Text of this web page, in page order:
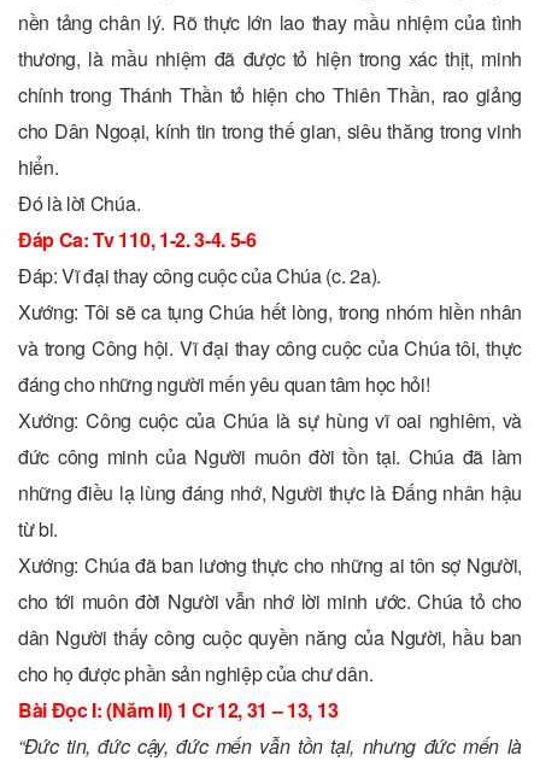
nền tảng chân lý. Rõ thực lớn lao thay mầu nhiệm của tình
thương, là mầu nhiệm đã được tỏ hiện trong xác thịt, minh
chính trong Thánh Thần tỏ hiện cho Thiên Thần, rao giảng
cho Dân Ngoại, kính tin trong thế gian, siêu thăng trong vinh
hiển.
Ðó là lời Chúa.
Ðáp Ca: Tv 110, 1-2. 3-4. 5-6
Ðáp: Vĩ đại thay công cuộc của Chúa (c. 2a).
Xướng: Tôi sẽ ca tụng Chúa hết lòng, trong nhóm hiền nhân
và trong Công hội. Vĩ đại thay công cuộc của Chúa tôi, thực
đáng cho những người mến yêu quan tâm học hỏi!
Xướng: Công cuộc của Chúa là sự hùng vĩ oai nghiêm, và
đức công minh của Người muôn đời tồn tại. Chúa đã làm
những điều lạ lùng đáng nhớ, Người thực là Ðấng nhân hậu
từ bi.
Xướng: Chúa đã ban lương thực cho những ai tôn sợ Người,
cho tới muôn đời Người vẫn nhớ lời minh ước. Chúa tỏ cho
dân Người thấy công cuộc quyền năng của Người, hầu ban
cho họ được phần sản nghiệp của chư dân.
Bài Ðọc I: (Năm II) 1 Cr 12, 31 – 13, 13
“Ðức tin, đức cậy, đức mến vẫn tồn tại, nhưng đức mến là